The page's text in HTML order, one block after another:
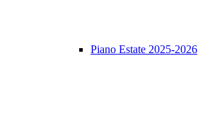
Piano Estate 2025-2026